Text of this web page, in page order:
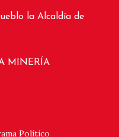
la Alcaldía de
MINERÍA
Político